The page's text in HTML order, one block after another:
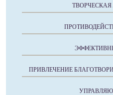
ТВОРЧЕСКАЯ
ПРИВЛЕЧЕНИЕ